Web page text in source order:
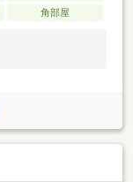
角部屋